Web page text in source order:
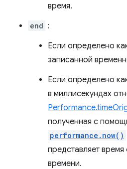
время.
end :
Если определено
записанной
Если определено
в миллисекундах
полученная с
performance.now()
представляет
времени.